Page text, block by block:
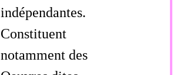
indépendantes.
Constituent
notamment des